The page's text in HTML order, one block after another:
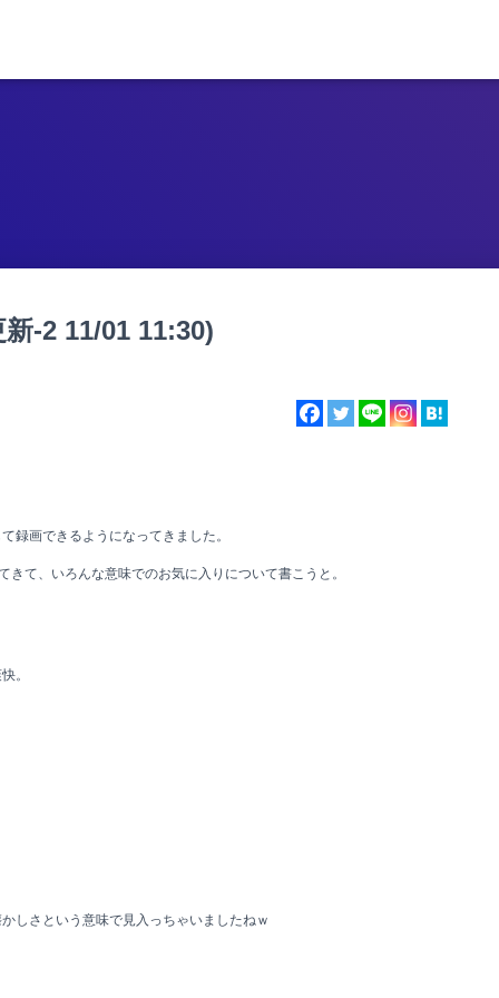
-2 11/01 11:30)
録画できるようになってきました。
て、いろんな意味でのお気に入りについて書こうと。
。
しさという意味で見入っちゃいましたねｗ